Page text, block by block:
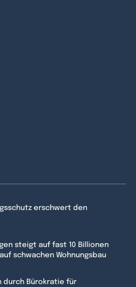
erschwert den
steigt auf fast 10 Billionen
schwachen Wohnungsbau
durch Bürokratie für